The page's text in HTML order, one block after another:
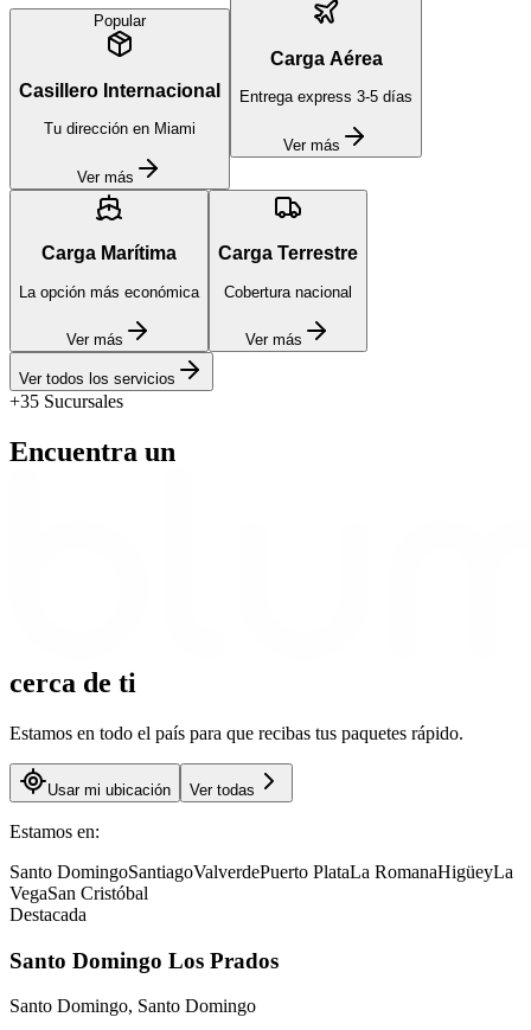
Popular
Casillero Internacional
Tu dirección en Miami
Ver más
Carga Aérea
Entrega express 3-5 días
Ver más
Carga Marítima
La opción más económica
Ver más
Carga Terrestre
Cobertura nacional
Ver más
Ver todos los servicios
+35 Sucursales
Encuentra un
cerca de ti
Estamos en todo el país para que recibas tus paquetes rápido.
Usar mi ubicación Ver todas
Estamos en:
Santo DomingoSantiagoValverdePuerto PlataLa RomanaHigüeyLa
VegaSan Cristóbal
Destacada
Santo Domingo Los Prados
Santo Domingo, Santo Domingo